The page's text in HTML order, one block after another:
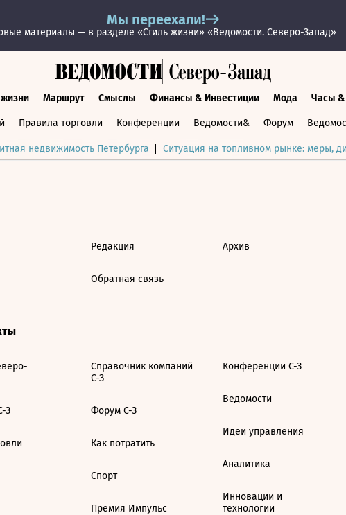
Мы переехали!
материалы — в разделе «Стиль жизни» «Ведомости. Северо-Запад»
Маршрут Смыслы Финансы & Инвестиции Мода Часы
Правила торговли Конференции Ведомости& Форум
жизни Маршрут Смыслы Финансы & Инвестиции Мода
недвижимость Петербурга Ситуация на топливном рынке: меры,
Редакция
Обратная связь
Архив
З
Справочник компаний
С-З
Форум С-З
Как потратить
Спорт
Премия Импульс
Конференции С-З
Ведомости
Идеи управления
Аналитика
Инновации и
технологии